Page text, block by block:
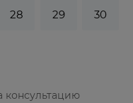
28 29 30
консультацию